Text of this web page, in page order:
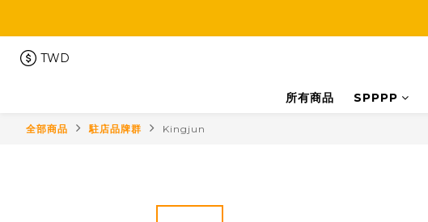
TWD
所有商品 SPPPP
全部商品 駐店品牌群 Kingjun